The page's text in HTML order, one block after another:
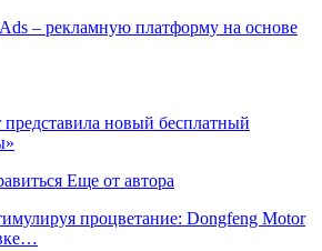
– рекламную платформу на основе
новый бесплатный
Еще от автора
процветание: Dongfeng Motor